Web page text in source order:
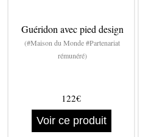
Guéridon avec pied design
(#Maison du Monde #Partenariat
rémunéré)
122€
Voir ce produit